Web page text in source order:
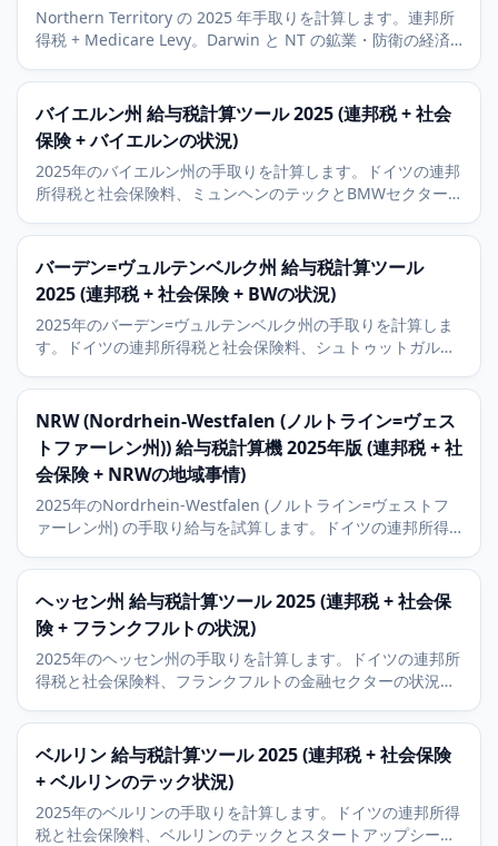
Northern Territory の 2025 年手取りを計算します。連邦所
得税 + Medicare Levy。Darwin と NT の鉱業・防衛の経済
バイエルン州 給与税計算ツール 2025 (連邦税 + 社会
保険 + バイエルンの状況)
2025年のバイエルン州の手取りを計算します。ドイツの連邦
所得税と社会保険料、ミュンヘンのテックとBMWセクター
みます。
バーデン=ヴュルテンベルク州 給与税計算ツール
2025 (連邦税 + 社会保険 + BWの状況)
2025年のバーデン=ヴュルテンベルク州の手取りを計算しま
す。ドイツの連邦所得税と社会保険料、シュトゥットガル
の教会税を含みます。
NRW (Nordrhein-Westfalen (ノルトライン=ヴェス
トファーレン州)) 給与税計算機 2025年版 (連邦税 + 社
会保険 + NRWの地域事情)
2025年のNordrhein-Westfalen (ノルトライン=ヴェストフ
ァーレン州) の手取り給与を試算します。ドイツの連邦所得
フ)、Essen (エッセン)、Bonn (ボン) の経済事情に加え、9パ
ーセントの教会税も解説します。
ヘッセン州 給与税計算ツール 2025 (連邦税 + 社会保
険 + フランクフルトの状況)
2025年のヘッセン州の手取りを計算します。ドイツの連邦所
得税と社会保険料、フランクフルトの金融セクターの状況と
ベルリン 給与税計算ツール 2025 (連邦税 + 社会保険
+ ベルリンのテック状況)
2025年のベルリンの手取りを計算します。ドイツの連邦所得
税と社会保険料、ベルリンのテックとスタートアップシーン